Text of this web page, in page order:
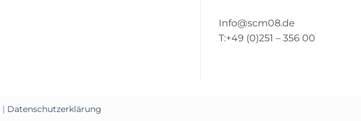
Info@scm08.de
T:+49 (0)251 – 356 00
| Datenschutzerklärung